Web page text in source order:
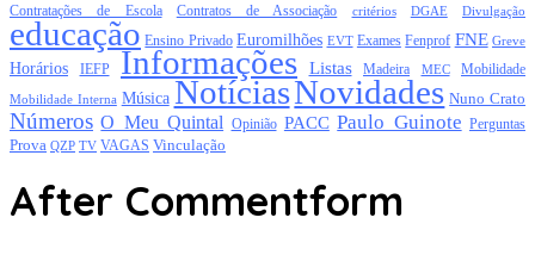
Contratações de Escola Contratos de Associação critérios DGAE Divulgação
educação Ensino Privado Euromilhões EVT Exames Fenprof FNE Greve
Horários IEFP Informações Listas Madeira MEC Mobilidade
Mobilidade Interna Música NotíciasNovidades Nuno Crato
Números O Meu Quintal Opinião PACC Paulo Guinote Perguntas
Prova QZP TV VAGAS Vinculação
After Commentform